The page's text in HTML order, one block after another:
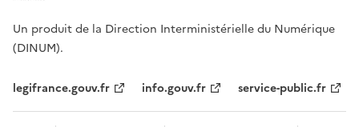
Un produit de la Direction Interministérielle du Numérique
(DINUM).
legifrance.gouv.fr info.gouv.fr service-public.fr